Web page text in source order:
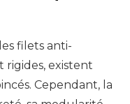
filets anti-
rigides, existent
Cependant, la